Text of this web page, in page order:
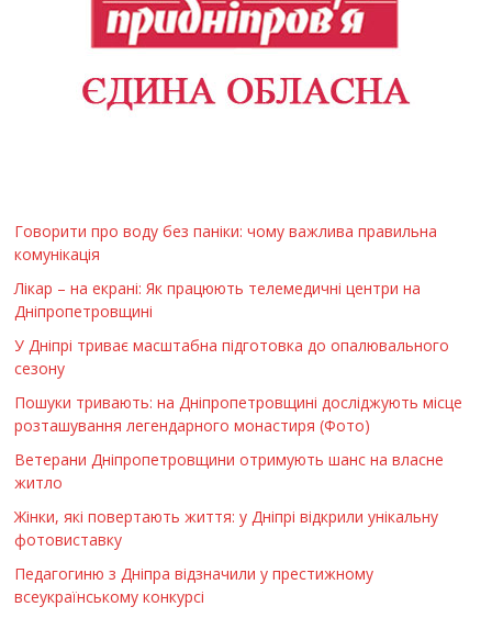
Говорити про воду без паніки: чому важлива правильна
комунікація
Лікар – на екрані: Як працюють телемедичні центри на
Дніпропетровщині
У Дніпрі триває масштабна підготовка до опалювального
сезону
Пошуки тривають: на Дніпропетровщині досліджують місце
розташування легендарного монастиря (Фото)
Ветерани Дніпропетровщини отримують шанс на власне
житло
Жінки, які повертають життя: у Дніпрі відкрили унікальну
фотовиставку
Педагогиню з Дніпра відзначили у престижному
всеукраїнському конкурсі